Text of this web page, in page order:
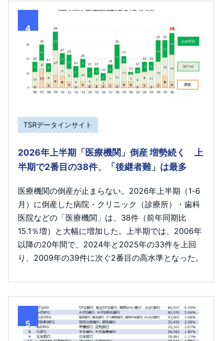
4
TSRデータインサイト
2026年上半期「医療機関」倒産 増勢続く 上
半期で2番目の38件、「後継者難」は最多
医療機関の倒産が止まらない。2026年上半期（1-6
月）に倒産した病院・クリニック（診療所）・歯科
医院などの「医療機関」は、38件（前年同期比
15.1％増）と大幅に増加した。上半期では、2006年
以降の20年間で、2024年と2025年の33件を上回
り、2009年の39件に次ぐ2番目の高水準となった。
5